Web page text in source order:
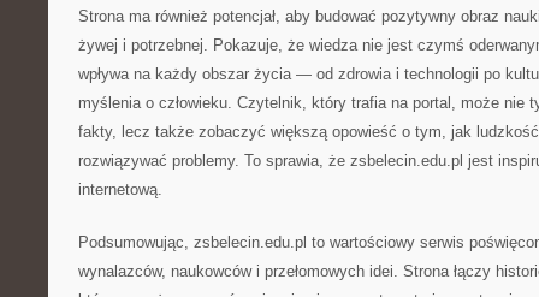
Strona ma również potencjał, aby budować pozytywny obraz
żywej i potrzebnej. Pokazuje, że wiedza nie jest czymś
wpływa na każdy obszar życia — od zdrowia i technologii po
myślenia o człowieku. Czytelnik, który trafia na portal, może nie
fakty, lecz także zobaczyć większą opowieść o tym, jak ludzkość
rozwiązywać problemy. To sprawia, że zsbelecin.edu.pl jest
internetową.
Podsumowując, zsbelecin.edu.pl to wartościowy serwis
wynalazców, naukowców i przełomowych idei. Strona łączy